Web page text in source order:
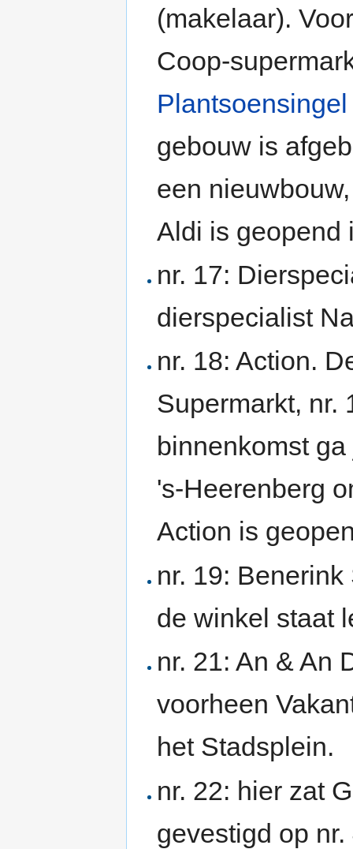
(makelaar).
Coop-
gebouw is
een
Aldi is geopend
nr. 17:
dierspecialist
nr. 18: Action.
Supermarkt, nr.
binnenkomst
's-Heerenberg
Action is
nr. 19:
de winkel staat
nr. 21: An & An
voorheen
het Stadsplein.
nr. 22: hier zat
gevestigd op